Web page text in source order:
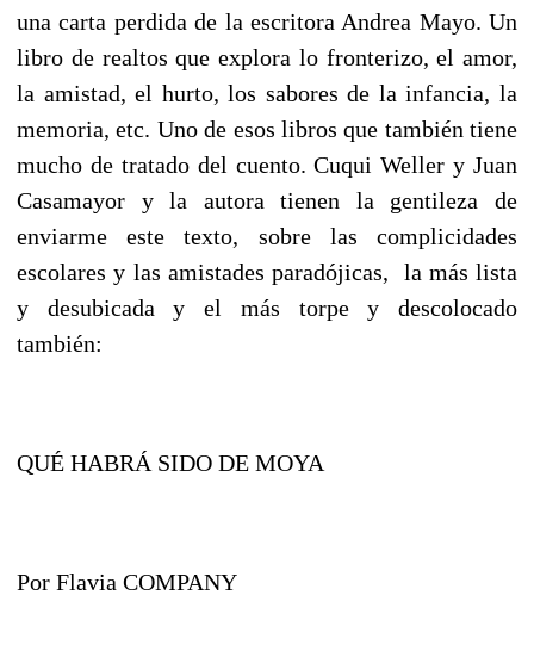
una carta perdida de la escritora Andrea Mayo. Un
libro de realtos que explora lo fronterizo, el amor,
la amistad, el hurto, los sabores de la infancia, la
memoria, etc. Uno de esos libros que también tiene
mucho de tratado del cuento. Cuqui Weller y Juan
Casamayor y la autora tienen la gentileza de
enviarme este texto, sobre las complicidades
escolares y las amistades paradójicas, la más lista
y desubicada y el más torpe y descolocado
también:
QUÉ HABRÁ SIDO DE MOYA
Por Flavia COMPANY